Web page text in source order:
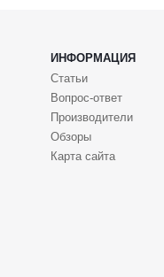
ИНФОРМАЦИЯ
Статьи
Вопрос-ответ
Производители
Обзоры
Карта сайта